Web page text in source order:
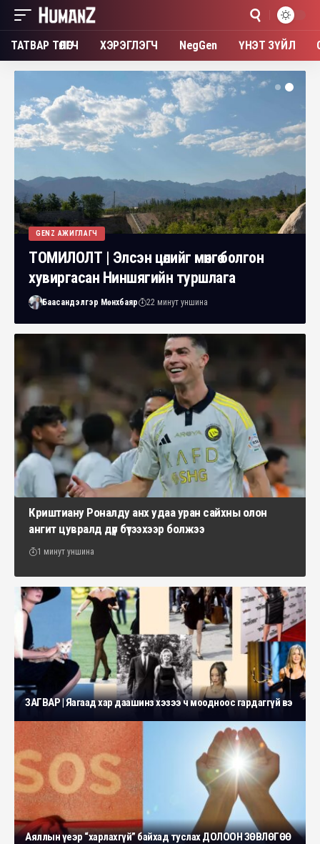
ТАТВАР ТӨЛӨГЧ ХЭРЭГЛЭГЧ NegGen ҮНЭТ ЗҮЙЛ
GENZ АЖИГЛАГЧ
ТОМИЛОЛТ | Элсэн цөлийг мөнгө болгон
хувиргасан Ниншягийн туршлага
Баасандэлгэр Мөнхбаяр 22 минут уншина
Криштиану Роналду анх удаа уран сайхны олон
ангит цувралд дүр бүтээхээр болжээ
1 минут уншина
ЗАГВАР | Яагаад хар даашинз хэзээ ч моодноос гардаггүй вэ
Аяллын үеэр “харлахгүй” байхад туслах ДОЛООН ЗӨВЛӨГӨӨ